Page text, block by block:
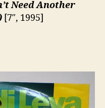
Need Another
[7″, 1995]